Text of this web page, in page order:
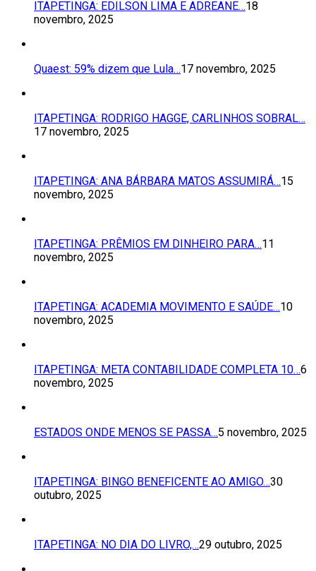
ITAPETINGA: EDILSON LIMA E ADREANE…18
novembro, 2025
Quaest: 59% dizem que Lula…17 novembro, 2025
ITAPETINGA: RODRIGO HAGGE, CARLINHOS SOBRAL…
17 novembro, 2025
ITAPETINGA: ANA BÁRBARA MATOS ASSUMIRÁ…15
novembro, 2025
ITAPETINGA: PRÊMIOS EM DINHEIRO PARA…11
novembro, 2025
ITAPETINGA: ACADEMIA MOVIMENTO E SAÚDE…10
novembro, 2025
ITAPETINGA: META CONTABILIDADE COMPLETA 10…6
novembro, 2025
ESTADOS ONDE MENOS SE PASSA…5 novembro, 2025
ITAPETINGA: BINGO BENEFICENTE AO AMIGO…30
outubro, 2025
ITAPETINGA: NO DIA DO LIVRO,…29 outubro, 2025